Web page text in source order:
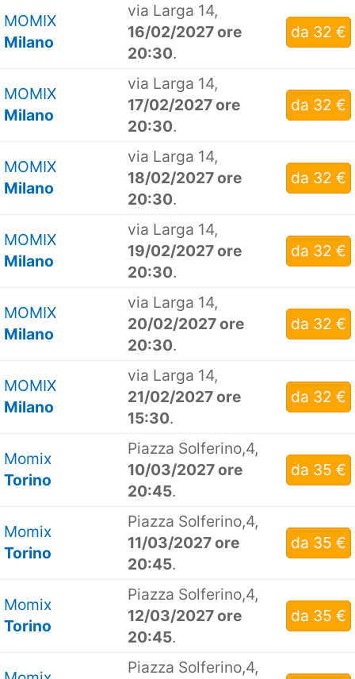
MOMIX
Milano
via Larga 14,
16/02/2027 ore
20:30.
da 32 €
MOMIX
Milano
via Larga 14,
17/02/2027 ore
20:30.
da 32 €
MOMIX
Milano
via Larga 14,
18/02/2027 ore
20:30.
da 32 €
MOMIX
Milano
via Larga 14,
19/02/2027 ore
20:30.
da 32 €
MOMIX
Milano
via Larga 14,
20/02/2027 ore
20:30.
da 32 €
MOMIX
Milano
via Larga 14,
21/02/2027 ore
15:30.
da 32 €
Momix
Torino
Piazza Solferino,4,
10/03/2027 ore
20:45.
da 35 €
Momix
Torino
Piazza Solferino,4,
11/03/2027 ore
20:45.
da 35 €
Momix
Torino
Piazza Solferino,4,
12/03/2027 ore
20:45.
da 35 €
Piazza Solferino,4,